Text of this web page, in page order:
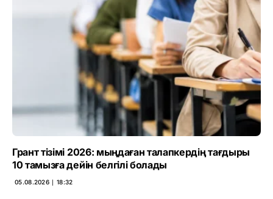
Грант тізімі 2026: мыңдаған талапкердің тағдыры
10 тамызға дейін белгілі болады
05.08.2026 ∣ 18:32